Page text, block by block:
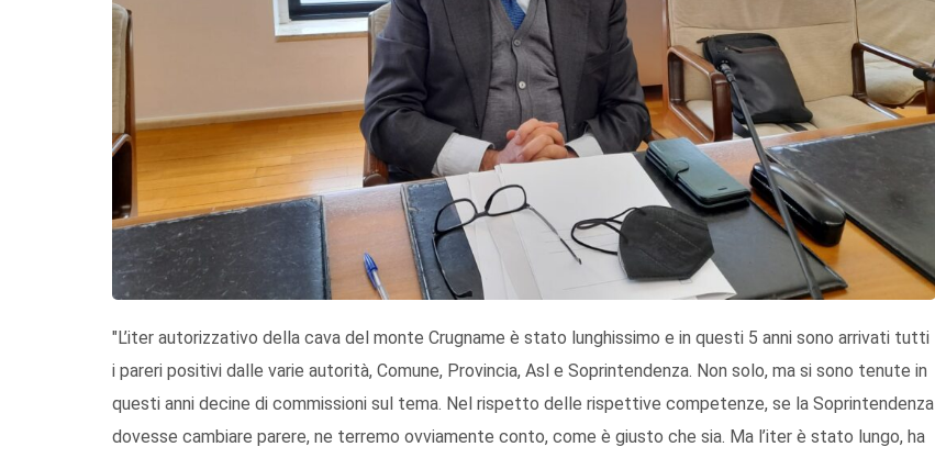
"L’iter autorizzativo della cava del monte Crugname è stato lunghissimo e in questi 5 anni sono arrivati tutti
i pareri positivi dalle varie autorità, Comune, Provincia, Asl e Soprintendenza. Non solo, ma si sono tenute in
questi anni decine di commissioni sul tema. Nel rispetto delle rispettive competenze, se la Soprintendenza
dovesse cambiare parere, ne terremo ovviamente conto, come è giusto che sia. Ma l’iter è stato lungo, ha